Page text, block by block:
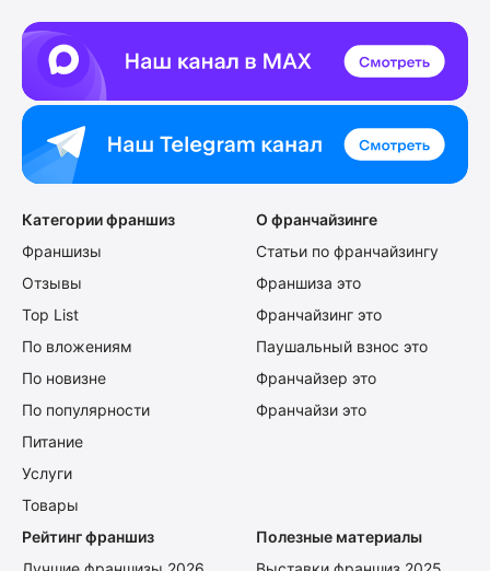
Категории франшиз
Франшизы
Отзывы
Top List
По вложениям
По новизне
По популярности
Питание
Услуги
Товары
О франчайзинге
Статьи по франчайзингу
Франшиза это
Франчайзинг это
Паушальный взнос это
Франчайзер это
Франчайзи это
Рейтинг франшиз
Полезные материалы